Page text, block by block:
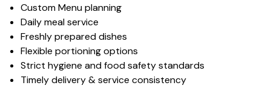
Custom Menu planning
Daily meal service
Freshly prepared dishes
Flexible portioning options
Strict hygiene and food safety standards
Timely delivery & service consistency